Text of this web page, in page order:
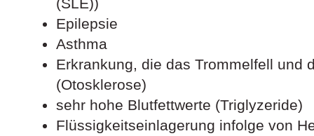
Epilepsie
Asthma
Erkrankung, die das Trommelfell und
(Otosklerose)
sehr hohe Blutfettwerte (Triglyzeride)
Flüssigkeitseinlagerung infolge von